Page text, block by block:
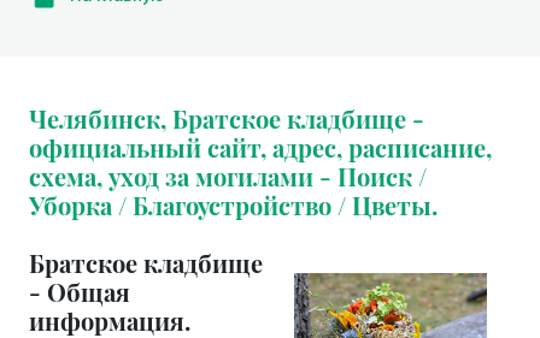
Челябинск, Братское кладбище -
официальный сайт, адрес, расписание,
схема, уход за могилами - Поиск /
Уборка / Благоустройство / Цветы.
Братское кладбище
- Общая
информация.